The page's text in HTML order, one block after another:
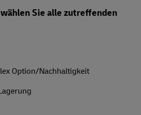
Sie alle zutreffenden
Option/Nachhaltigkeit